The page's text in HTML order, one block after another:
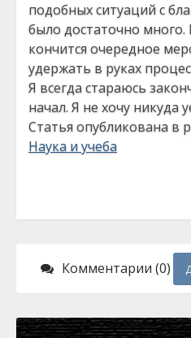
подобных ситуаций с
было достаточно много.
кончится очередное
удержать в руках
Я всегда стараюсь
начал. Я не хочу никуда
Статья опубликована в
Наука и учеба
Комментарии (0)